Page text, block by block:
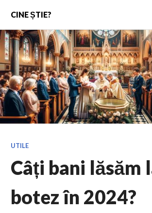
content
CINE ȘTIE?
UTILE
Câți bani lăsăm
botez în 2024?